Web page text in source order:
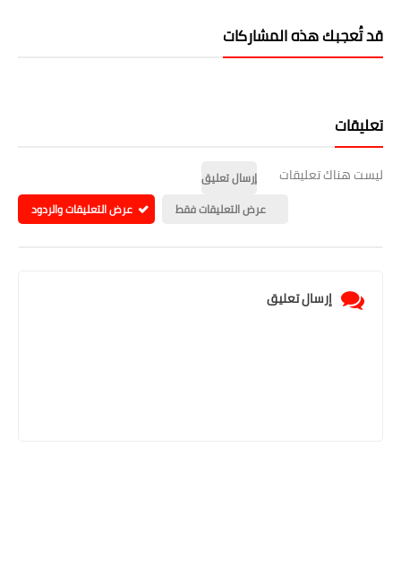
قد تُعجبك هذه المشاركات
تعليقات
ليست هناك تعليقات
إرسال تعليق
عرض التعليقات فقط
عرض التعليقات والردود
إرسال تعليق